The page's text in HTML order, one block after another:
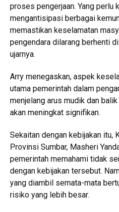
proses pengerjaan. Yang perlu
mengantisipasi berbagai
memastikan keselamatan
pengendara dilarang berhenti
ujarnya.
Arry menegaskan, aspek
utama pemerintah dalam
menjelang arus mudik dan
akan meningkat signifikan.
Sekaitan dengan kebijakan itu,
Provinsi Sumbar, Masheri
pemerintah memahami tidak
dengan kebijakan tersebut.
yang diambil semata-mata
risiko yang lebih besar.